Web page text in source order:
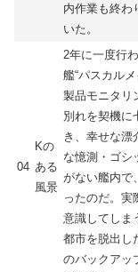
内作業も終わ
いた。
04
Kの
ある
風景
2年に一度行
艦“パスカル
製品モニタリ
別れを契機に
き、幸せな漂
な憶測・ゴシ
がない艦内で
ったのだ。実
意識してしま
都市を脱出し
のバックアッ